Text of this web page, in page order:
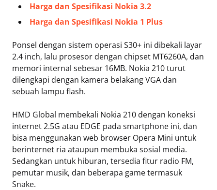
Harga dan Spesifikasi Nokia 3.2
Harga dan Spesifikasi Nokia 1 Plus
Ponsel dengan sistem operasi S30+ ini dibekali layar
2.4 inch, lalu prosesor dengan chipset MT6260A, dan
memori internal sebesar 16MB. Nokia 210 turut
dilengkapi dengan kamera belakang VGA dan
sebuah lampu flash.
HMD Global membekali Nokia 210 dengan koneksi
internet 2.5G atau EDGE pada smartphone ini, dan
bisa menggunakan web browser Opera Mini untuk
berinternet ria ataupun membuka sosial media.
Sedangkan untuk hiburan, tersedia fitur radio FM,
pemutar musik, dan beberapa game termasuk
Snake.